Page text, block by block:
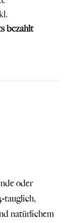
bezahlt
oder
tauglich,
natürlichem